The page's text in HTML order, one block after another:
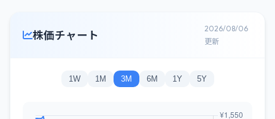
株価チャート
2026/08/06
更新
1W 1M 3M 6M 1Y 5Y